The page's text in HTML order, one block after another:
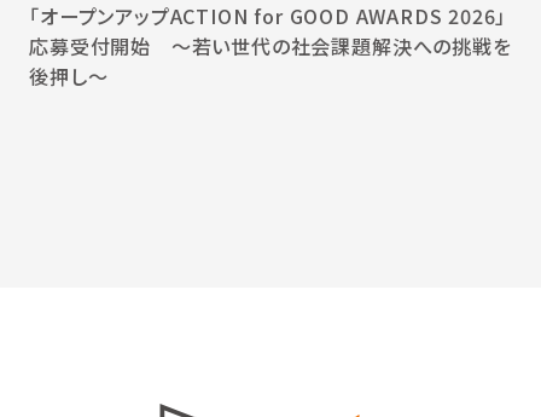
「オープンアップACTION for GOOD AWARDS 2026」
応募受付開始 〜若い世代の社会課題解決への挑戦を
後押し〜